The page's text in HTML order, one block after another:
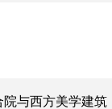
与西方美学建